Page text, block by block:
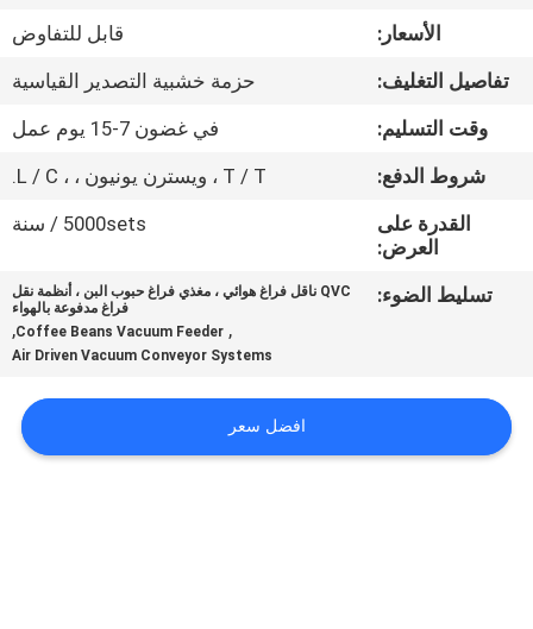
جولة
في
المعمل
مراقبة
اطلب
الأسعار:
قابل للتفاوض
تفاصيل التغليف:
حزمة خشبية التصدير القياسية
وقت التسليم:
في غضون 7-15 يوم عمل
شروط الدفع:
T / T ، ويسترن يونيون ، ، L / C.
القدرة على
العرض:
5000sets / سنة
تسليط الضوء:
QVC ناقل فراغ هوائي ، مغذي فراغ حبوب البن ، أنظمة نقل
فراغ مدفوعة بالهواء
,
Coffee Beans Vacuum Feeder
,
Air Driven Vacuum Conveyor Systems
افضل سعر